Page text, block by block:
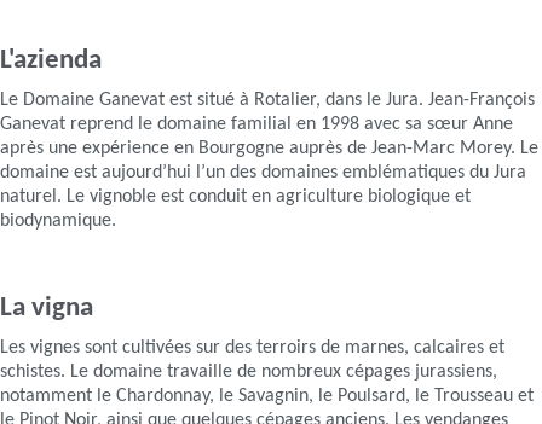
L'azienda
Le Domaine Ganevat est situé à Rotalier, dans le Jura. Jean-François
Ganevat reprend le domaine familial en 1998 avec sa sœur Anne
après une expérience en Bourgogne auprès de Jean-Marc Morey. Le
domaine est aujourd’hui l’un des domaines emblématiques du Jura
naturel. Le vignoble est conduit en agriculture biologique et
biodynamique.
La vigna
Les vignes sont cultivées sur des terroirs de marnes, calcaires et
schistes. Le domaine travaille de nombreux cépages jurassiens,
notamment le Chardonnay, le Savagnin, le Poulsard, le Trousseau et